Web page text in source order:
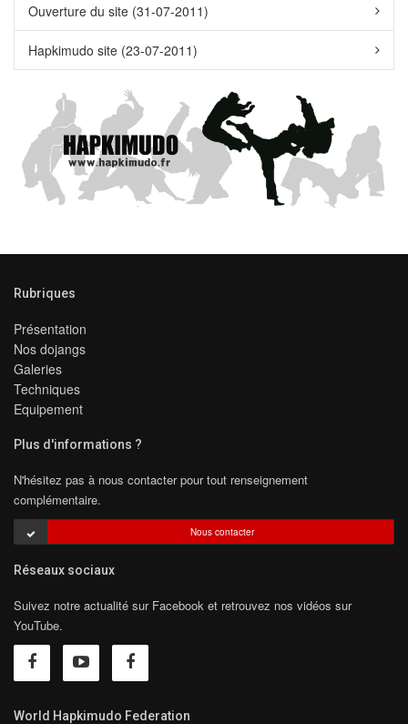
Ouverture du site (31-07-2011)
Hapkimudo site (23-07-2011)
Rubriques
Présentation
Nos dojangs
Galeries
Techniques
Equipement
Plus d'informations ?
N'hésitez pas à nous contacter pour tout renseignement
complémentaire.
Nous contacter
Réseaux sociaux
Suivez notre actualité sur Facebook et retrouvez nos vidéos sur
YouTube.
World Hapkimudo Federation